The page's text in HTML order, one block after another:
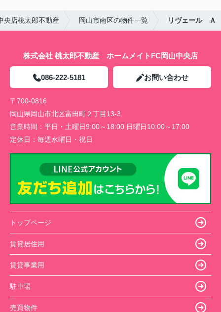
央店桃太郎不動産 岡山市南区の物件一覧 リヴェール Ａ
株式会社 桃太郎不動産 ホームメイトFC岡山中央店
086-222-5181 お問い合わせ
〒700-0816
岡山県岡山市北区富田町２丁目13-3
営業時間： 平日・土曜日9:00～18:00 日曜日10:00～17:00
定休日： 毎週水曜日・祝日
トップページ
賃貸居住用
賃貸事業用
駐車場
売買物件